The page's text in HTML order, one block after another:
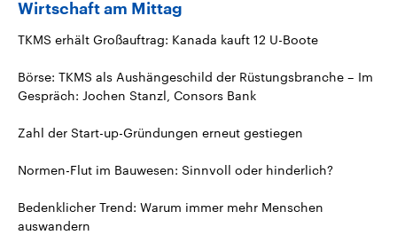
Wirtschaft am Mittag
TKMS erhält Großauftrag: Kanada kauft 12 U-Boote
Börse: TKMS als Aushängeschild der Rüstungsbranche – Im
Gespräch: Jochen Stanzl, Consors Bank
Zahl der Start-up-Gründungen erneut gestiegen
Normen-Flut im Bauwesen: Sinnvoll oder hinderlich?
Bedenklicher Trend: Warum immer mehr Menschen
auswandern